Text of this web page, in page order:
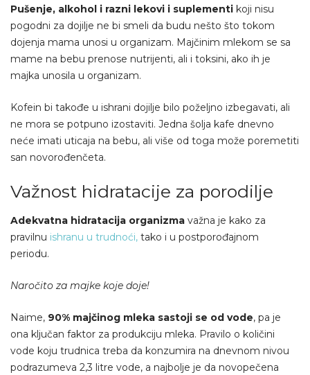
Pušenje, alkohol i razni lekovi i suplementi koji nisu
pogodni za dojilje ne bi smeli da budu nešto što tokom
dojenja mama unosi u organizam. Majčinim mlekom se sa
mame na bebu prenose nutrijenti, ali i toksini, ako ih je
majka unosila u organizam.
Kofein bi takođe u ishrani dojilje bilo poželjno izbegavati, ali
ne mora se potpuno izostaviti. Jedna šolja kafe dnevno
neće imati uticaja na bebu, ali više od toga može poremetiti
san novorođenčeta.
Važnost hidratacije za porodilje
Adekvatna hidratacija organizma važna je kako za
pravilnu ishranu u trudnoći, tako i u postporođajnom
periodu.
Naročito za majke koje doje!
Naime, 90% majčinog mleka sastoji se od vode, pa je
ona ključan faktor za produkciju mleka. Pravilo o količini
vode koju trudnica treba da konzumira na dnevnom nivou
podrazumeva 2,3 litre vode, a najbolje je da novopečena